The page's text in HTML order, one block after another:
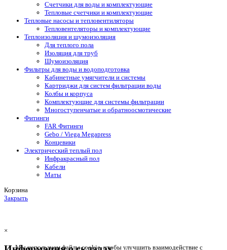
Счетчики для воды и комплектующие
Тепловые счетчики и комплектующие
Тепловые насосы и тепловентиляторы
Тепловентеляторы и комплектующие
Теплоизоляция и шумоизоляция
Для теплого пола
Изоляция для труб
Шумоизоляция
Фильтры для воды и водоподготовка
Кабинетные умягчители и системы
Картриджи для систем фильтрации воды
Колбы и корпуса
Комплектующие для системы фильтрации
Многоступенчатые и обратноосмотические
Фитинги
FAR Фитинги
Gebo / Viega Megapress
Концевики
Электрический теплый пол
Инфракрасный пол
Кабели
Маты
Корзина
Закрыть
Мы используем файлы cookie, чтобы улучшить взаимодействие с
×